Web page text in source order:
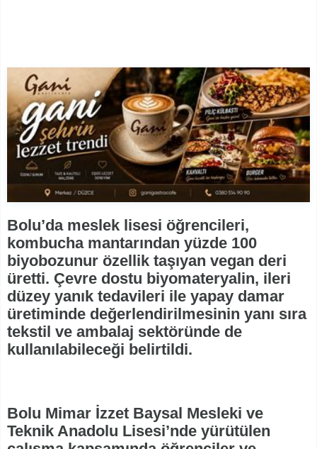
Bolu’da meslek lisesi öğrencileri,
kombucha mantarından yüzde 100
biyobozunur özellik taşıyan vegan deri
üretti. Çevre dostu biyomateryalin, ileri
düzey yanık tedavileri ile yapay damar
üretiminde değerlendirilmesinin yanı sıra
tekstil ve ambalaj sektöründe de
kullanılabileceği belirtildi.
Bolu Mimar İzzet Baysal Mesleki ve
Teknik Anadolu Lisesi’nde yürütülen